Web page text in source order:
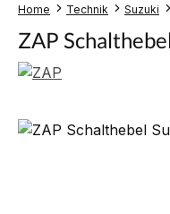
Home Technik Suzuki
ZAP
Bildergalerie